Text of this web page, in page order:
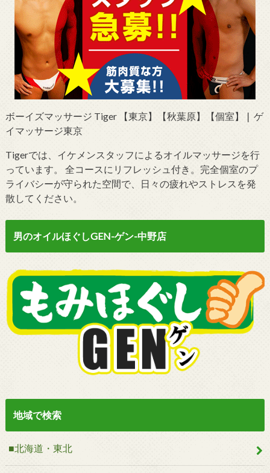
ボーイズマッサージ Tiger 【東京】【秋葉原】【個室】❘ ゲ
イマッサージ東京
Tigerでは、イケメンスタッフによるオイルマッサージを行
っています。 全コースにリフレッシュ付き。完全個室のプ
ライバシーが守られた空間で、日々の疲れやストレスを発
散してください。
男のオイルほぐしGEN-ゲン-中野店
地域で検索
■北海道・東北